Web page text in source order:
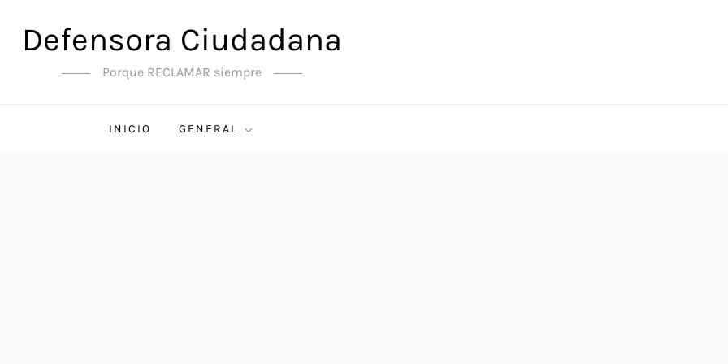
Defensora Ciudadana
Porque RECLAMAR siempre
INICIO GENERAL